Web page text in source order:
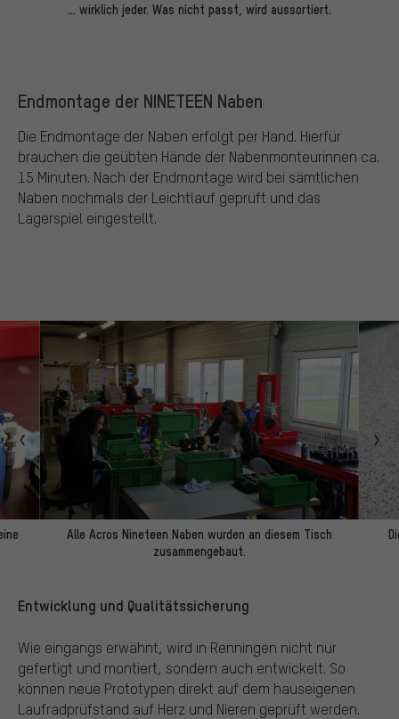
... wirklich jeder. Was nicht passt, wird aussortiert.
Endmontage der NINETEEN Naben
Die Endmontage der Naben erfolgt per Hand. Hierfür
brauchen die geübten Hände der Nabenmonteurinnen ca.
15 Minuten. Nach der Endmontage wird bei sämtlichen
Naben nochmals der Leichtlauf geprüft und das
Lagerspiel eingestellt.
Alle Acros Nineteen Naben wurden an diesem Tisch
zusammengebaut.
Entwicklung und Qualitätssicherung
Wie eingangs erwähnt, wird in Renningen nicht nur
gefertigt und montiert, sondern auch entwickelt. So
können neue Prototypen direkt auf dem hauseigenen
Laufradprüfstand auf Herz und Nieren geprüft werden.